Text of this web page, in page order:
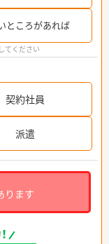
ところがあれば
てください
契約社員
派遣
ります